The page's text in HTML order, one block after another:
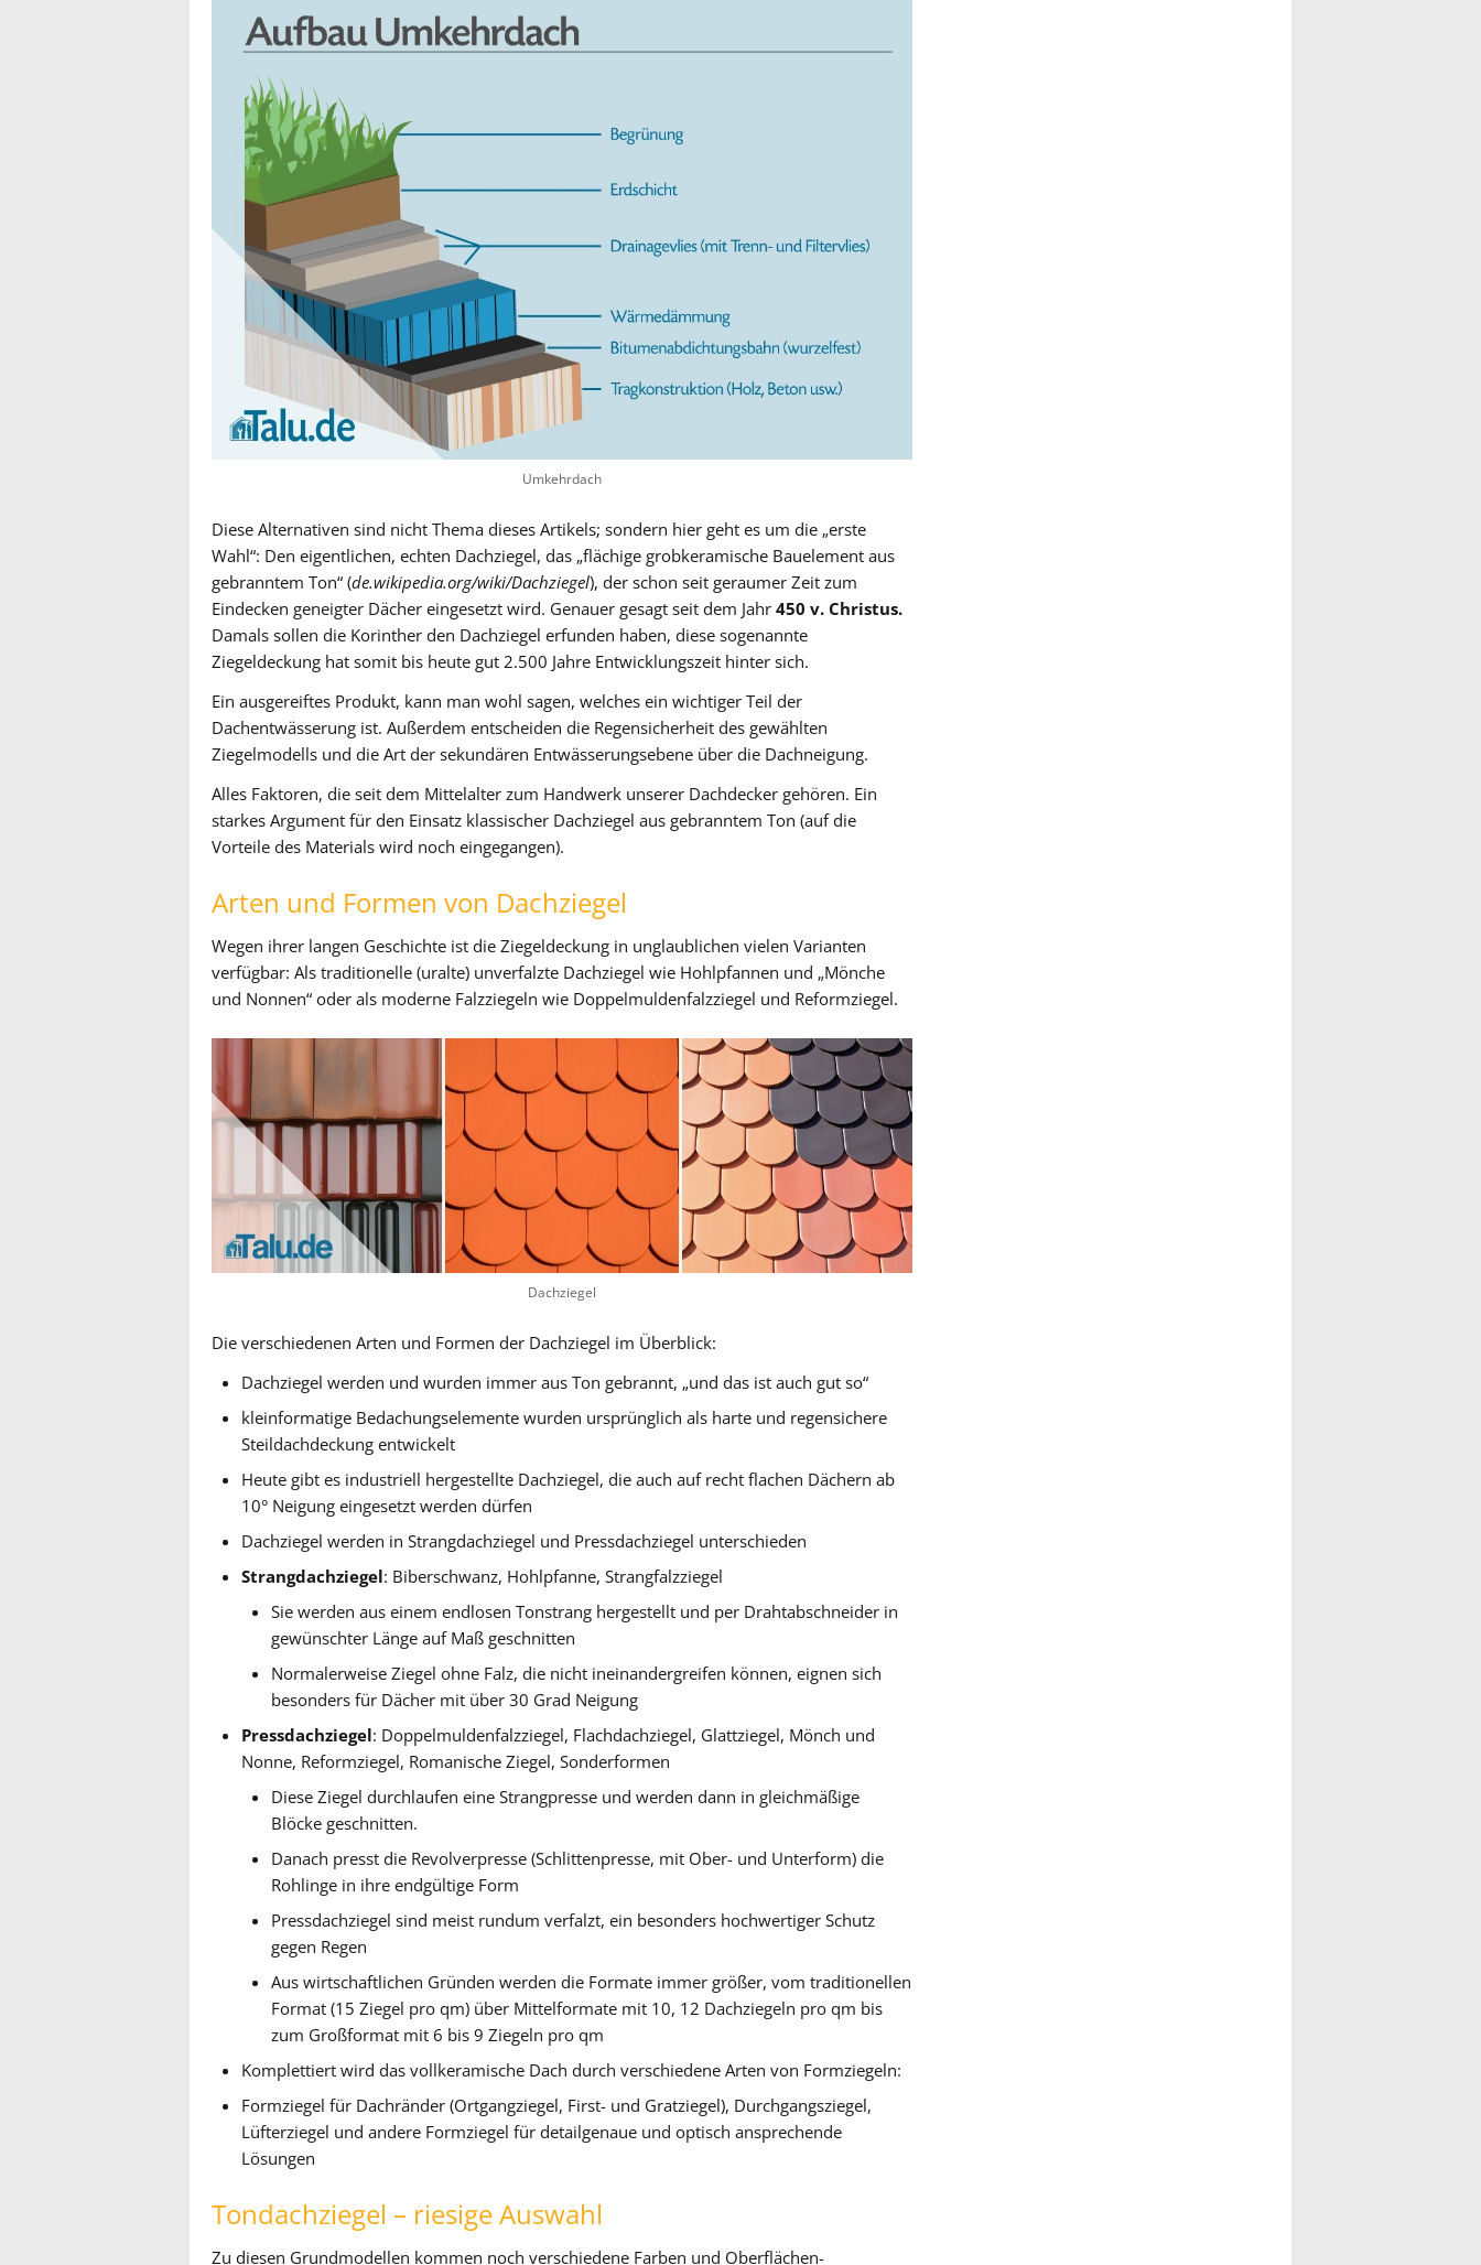
Umkehrdach
Diese Alternativen sind nicht Thema dieses Artikels; sondern hier geht es um die „erste
Wahl“: Den eigentlichen, echten Dachziegel, das „flächige grobkeramische Bauelement aus
gebranntem Ton“ (de.wikipedia.org/wiki/Dachziegel), der schon seit geraumer Zeit zum
Eindecken geneigter Dächer eingesetzt wird. Genauer gesagt seit dem Jahr 450 v. Christus.
Damals sollen die Korinther den Dachziegel erfunden haben, diese sogenannte
Ziegeldeckung hat somit bis heute gut 2.500 Jahre Entwicklungszeit hinter sich.
Ein ausgereiftes Produkt, kann man wohl sagen, welches ein wichtiger Teil der
Dachentwässerung ist. Außerdem entscheiden die Regensicherheit des gewählten
Ziegelmodells und die Art der sekundären Entwässerungsebene über die Dachneigung.
Alles Faktoren, die seit dem Mittelalter zum Handwerk unserer Dachdecker gehören. Ein
starkes Argument für den Einsatz klassischer Dachziegel aus gebranntem Ton (auf die
Vorteile des Materials wird noch eingegangen).
Arten und Formen von Dachziegel
Wegen ihrer langen Geschichte ist die Ziegeldeckung in unglaublichen vielen Varianten
verfügbar: Als traditionelle (uralte) unverfalzte Dachziegel wie Hohlpfannen und „Mönche
und Nonnen“ oder als moderne Falzziegeln wie Doppelmuldenfalzziegel und Reformziegel.
Dachziegel
Die verschiedenen Arten und Formen der Dachziegel im Überblick:
Dachziegel werden und wurden immer aus Ton gebrannt, „und das ist auch gut so“
kleinformatige Bedachungselemente wurden ursprünglich als harte und regensichere
Steildachdeckung entwickelt
Heute gibt es industriell hergestellte Dachziegel, die auch auf recht flachen Dächern ab
10° Neigung eingesetzt werden dürfen
Dachziegel werden in Strangdachziegel und Pressdachziegel unterschieden
Strangdachziegel: Biberschwanz, Hohlpfanne, Strangfalzziegel
Sie werden aus einem endlosen Tonstrang hergestellt und per Drahtabschneider in
gewünschter Länge auf Maß geschnitten
Normalerweise Ziegel ohne Falz, die nicht ineinandergreifen können, eignen sich
besonders für Dächer mit über 30 Grad Neigung
Pressdachziegel: Doppelmuldenfalzziegel, Flachdachziegel, Glattziegel, Mönch und
Nonne, Reformziegel, Romanische Ziegel, Sonderformen
Diese Ziegel durchlaufen eine Strangpresse und werden dann in gleichmäßige
Blöcke geschnitten.
Danach presst die Revolverpresse (Schlittenpresse, mit Ober- und Unterform) die
Rohlinge in ihre endgültige Form
Pressdachziegel sind meist rundum verfalzt, ein besonders hochwertiger Schutz
gegen Regen
Aus wirtschaftlichen Gründen werden die Formate immer größer, vom traditionellen
Format (15 Ziegel pro qm) über Mittelformate mit 10, 12 Dachziegeln pro qm bis
zum Großformat mit 6 bis 9 Ziegeln pro qm
Komplettiert wird das vollkeramische Dach durch verschiedene Arten von Formziegeln:
Formziegel für Dachränder (Ortgangziegel, First- und Gratziegel), Durchgangsziegel,
Lüfterziegel und andere Formziegel für detailgenaue und optisch ansprechende
Lösungen
Tondachziegel – riesige Auswahl
Zu diesen Grundmodellen kommen noch verschiedene Farben und Oberflächen-